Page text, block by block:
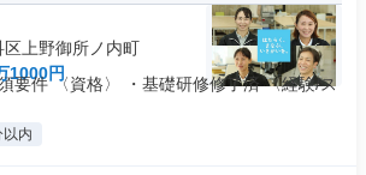
上野御所ノ内町
1000円
要件 〈資格〉 ・基礎研修修了済 〈経験/ス
内